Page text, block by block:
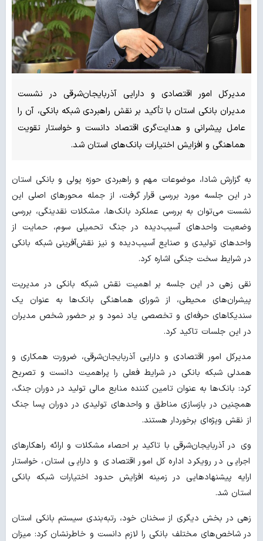
مدیرکل امور اقتصادی و دارایی آذربایجان‌شرقی در نشست
مدیران بانکی استان با تأکید بر نقش راهبردی شبکه بانکی، آن را
عامل پیشرانی و هدایت‌گری اقتصاد دانست و خواستار تقویت
هماهنگی و افزایش اختیارات بانک‌های استان شد.
به گزارش شادا، موضوعات مهم و راهبردی حوزه پولی و بانکی استان
در این جلسه مورد بررسی قرار گرفت، از جمله محورهای اصلی این
نشست می‌توان به بررسی عملکرد بانک‌ها، مشکلات نقدینگی، بررسی
وضعیت واحدهای آسیب‌دیده در جنگ تحمیلی سوم، حمایت از
واحدهای تولیدی و صنایع آسیب‌دیده و نیز نقش‌آفرینی شبکه بانکی
در شرایط سخت جنگی اشاره کرد.
نقی زهی در این جلسه بر اهمیت نقش شبکه بانکی در مدیریت
پیشران‌های محیطی، از شورای هماهنگی بانک‌ها به عنوان یک
سندیکاهای حرفه‌ای و تخصصی یاد نمود و بر حضور شخص مدیران
در این جلسات تاکید کرد.
مدیرکل امور اقتصادی و دارایی آذربایجان‌شرقی، ضرورت همکاری و
همدلی شبکه بانکی در شرایط فعلی را پراهمیت دانست و تصریح
کرد: بانک‌ها به عنوان تامین کننده منابع مالی تولید در دوران جنگ،
همچنین در بازسازی مناطق و واحدهای تولیدی در دوران پسا جنگ
از نقش ویژه‌ای برخوردار هستند.
وی در آذربایجان‌شرقی با تاکید بر احصاء مشکلات و ارائه راهکارهای
اجرایی در رویکرد اداره کل امور اقتصادی و دارایی استان، خواستار
ارایه پیشنهادهایی در زمینه افزایش حدود اختیارات شبکه بانکی
استان شد.
زهی در بخش دیگری از سخنان خود، رتبه‌بندی سیستم بانکی استان
در شاخص‌های مختلف بانکی را لازم دانست و خاطرنشان کرد: میزان